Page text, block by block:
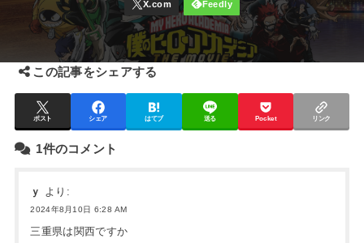
この記事をシェアする
ポスト シェア はてブ 送る Pocket リンク
1件のコメント
ｙ より:
2024年8月10日 6:28 AM
三重県は関西ですか